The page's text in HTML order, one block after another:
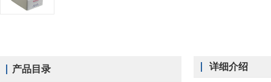
产品目录 详细介绍